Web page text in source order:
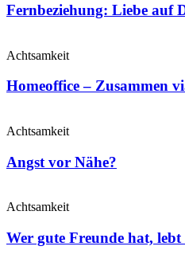
Fernbeziehung: Liebe auf
Achtsamkeit
Homeoffice – Zusammen
Achtsamkeit
Angst vor Nähe?
Achtsamkeit
Wer gute Freunde hat, lebt